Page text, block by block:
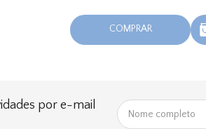
COMPRAR
por e-mail